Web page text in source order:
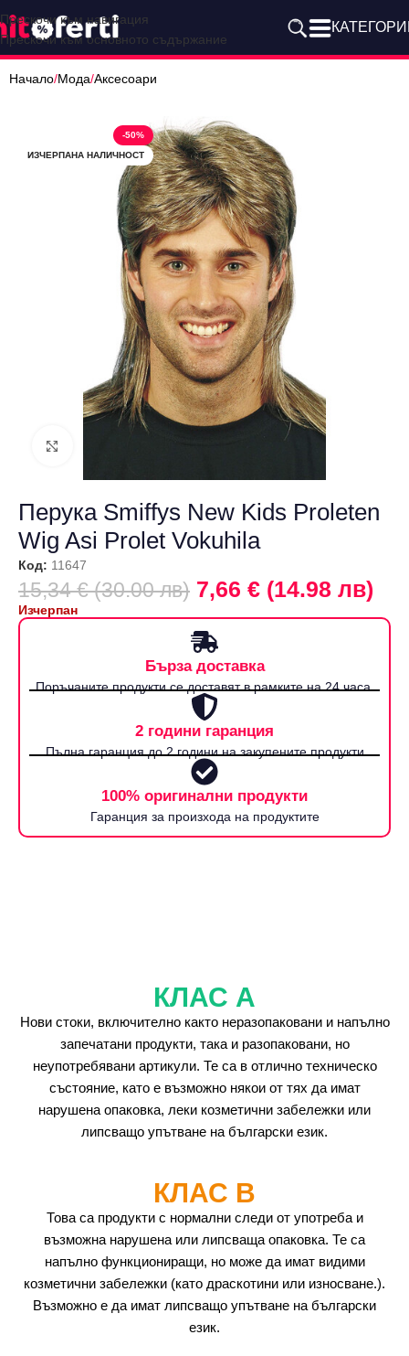
Прескочи към навигация
Прескочи към основното съдържание
Начало/Мода/Аксесоари
-50%
ИЗЧЕРПАНА НАЛИЧНОСТ
Перука Smiffys New Kids Proleten
Wig Asi Prolet Vokuhila
Код: 11647
15,34 € (30.00 лв) 7,66 € (14.98 лв)
Изчерпан
Бърза доставка
Поръчаните продукти се доставят в рамките на 24 часа.
2 години гаранция
Пълна гаранция до 2 години на закупените продукти
100% оригинални продукти
Гаранция за произхода на продуктите
КЛАС А
Нови стоки, включително както неразопаковани и напълно
запечатани продукти, така и разопаковани, но
неупотребявани артикули. Те са в отлично техническо
състояние, като е възможно някои от тях да имат
нарушена опаковка, леки козметични забележки или
липсващо упътване на български език.
КЛАС B
Това са продукти с нормални следи от употреба и
възможна нарушена или липсваща опаковка. Те са
напълно функциониращи, но може да имат видими
козметични забележки (като драскотини или износване.).
Възможно е да имат липсващо упътване на български
език.